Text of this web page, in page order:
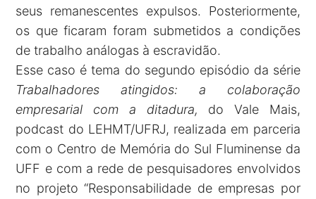
seus remanescentes expulsos. Posteriormente,
os que ficaram foram submetidos a condições
de trabalho análogas à escravidão.
Esse caso é tema do segundo episódio da série
Trabalhadores atingidos: a colaboração
empresarial com a ditadura, do Vale Mais,
podcast do LEHMT/UFRJ, realizada em parceria
com o Centro de Memória do Sul Fluminense da
UFF e com a rede de pesquisadores envolvidos
no projeto “Responsabilidade de empresas por